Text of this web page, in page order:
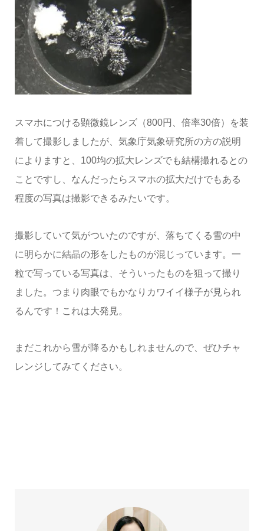
スマホにつける顕微鏡レンズ（800円、倍率30倍）を装
着して撮影しましたが、気象庁気象研究所の方の説明
によりますと、100均の拡大レンズでも結構撮れるとの
ことですし、なんだったらスマホの拡大だけでもある
程度の写真は撮影できるみたいです。
撮影していて気がついたのですが、落ちてくる雪の中
に明らかに結晶の形をしたものが混じっています。一
粒で写っている写真は、そういったものを狙って撮り
ました。つまり肉眼でもかなりカワイイ様子が見られ
るんです！これは大発見。
まだこれから雪が降るかもしれませんので、ぜひチャ
レンジしてみてください。